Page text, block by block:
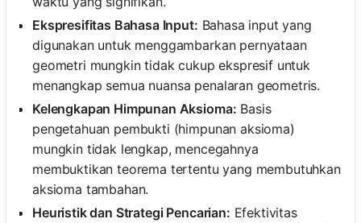
Ekspresifitas Bahasa Input: Bahasa input yang
digunakan untuk menggambarkan pernyataan
geometri mungkin tidak cukup ekspresif untuk
menangkap semua nuansa penalaran geometris.
Kelengkapan Himpunan Aksioma: Basis
pengetahuan pembukti (himpunan aksioma)
mungkin tidak lengkap, mencegahnya
membuktikan teorema tertentu yang membutuhkan
aksioma tambahan.
Heuristik dan Strategi Pencarian: Efektivitas